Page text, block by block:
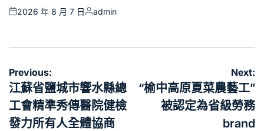
Posted
2026 年 8 月 7 日
Posted
admin
文
章
導
覽
Previous:
江蘇省鹽城市響水縣總
工會精準秀傳醫院健檢
發力所有人全體協商
Next:
“榆中高原夏菜農藝工”
被認定為省級勞務
brand